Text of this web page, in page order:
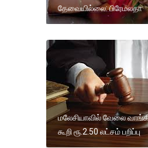
தேவையில்லை: பிரேமலதா
மலேசியாவில் வேலை
கூறி ரூ.2.50 லட்சம் பறிப்பு